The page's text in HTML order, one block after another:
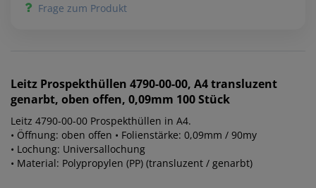
Frage zum Produkt
Leitz Prospekthüllen 4790-00-00, A4 transluzent
genarbt, oben offen, 0,09mm 100 Stück
Leitz 4790-00-00 Prospekthüllen in A4.
• Öffnung: oben offen • Folienstärke: 0,09mm / 90my
• Lochung: Universallochung
• Material: Polypropylen (PP) (transluzent / genarbt)